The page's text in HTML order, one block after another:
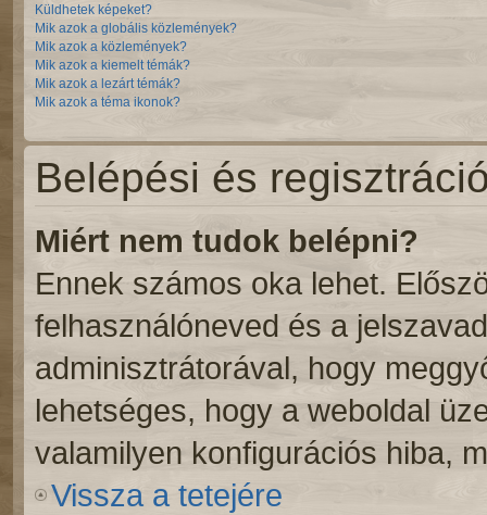
Küldhetek képeket?
Mik azok a globális közlemények?
Mik azok a közlemények?
Mik azok a kiemelt témák?
Mik azok a lezárt témák?
Mik azok a téma ikonok?
Belépési és
Miért nem tudok belépni?
Ennek számos oka lehet.
felhasználóneved és a
adminisztrátorával, hogy
lehetséges, hogy a weboldal
valamilyen konfigurációs hiba,
Vissza a tetejére